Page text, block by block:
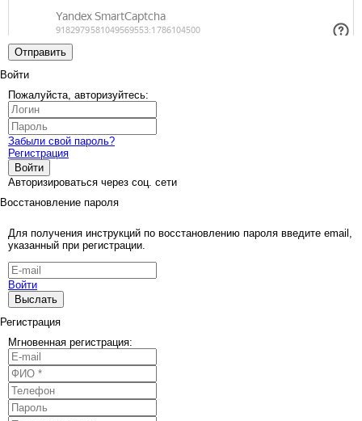
Отправить
Войти
Пожалуйста, авторизуйтесь:
Забыли свой пароль?
Регистрация
Войти
Авторизироваться через соц. сети
Восстановление пароля
Для получения инструкций по восстановлению пароля введите email,
указанный при регистрации.
Войти
Выслать
Регистрация
Мгновенная регистрация: